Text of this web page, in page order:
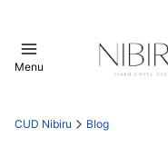
Menu
CUD Nibiru Blog